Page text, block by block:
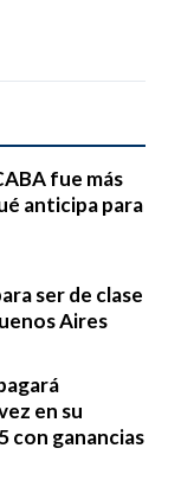
fue más
anticipa para
ser de clase
Aires
en su
con ganancias